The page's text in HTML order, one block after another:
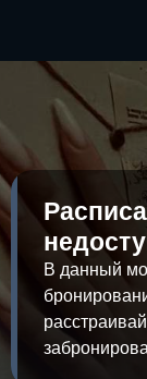
В данный